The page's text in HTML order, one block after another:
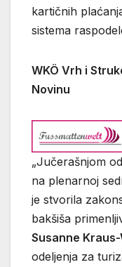
kartičnih
sistema
WKÖ Vrh i
Novinu
„Jučerašnjom
na plenarnoj
je stvorila
bakšiša
Susanne
odeljenja za